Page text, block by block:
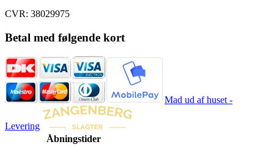
CVR: 38029975
Betal med følgende kort
Mad ud af huset -
Levering
Åbningstider